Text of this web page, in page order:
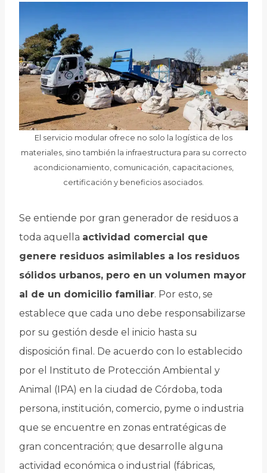
El servicio modular ofrece no solo la logística de los
materiales, sino también la infraestructura para su correcto
acondicionamiento, comunicación, capacitaciones,
certificación y beneficios asociados.
Se entiende por gran generador de residuos a
toda aquella actividad comercial que
genere residuos asimilables a los residuos
sólidos urbanos, pero en un volumen mayor
al de un domicilio familiar. Por esto, se
establece que cada uno debe responsabilizarse
por su gestión desde el inicio hasta su
disposición final. De acuerdo con lo establecido
por el Instituto de Protección Ambiental y
Animal (IPA) en la ciudad de Córdoba, toda
persona, institución, comercio, pyme o industria
que se encuentre en zonas entratégicas de
gran concentración; que desarrolle alguna
actividad económica o industrial (fábricas,